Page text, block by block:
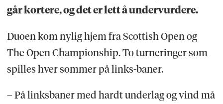
går kortere, og det er lett å undervurdere.
Duoen kom nylig hjem fra Scottish Open og
The Open Championship. To turneringer som
spilles hver sommer på links-baner.
– På linksbaner med hardt underlag og vind må